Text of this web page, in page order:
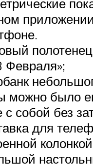
Февраля»;
можно было
с собой без
для